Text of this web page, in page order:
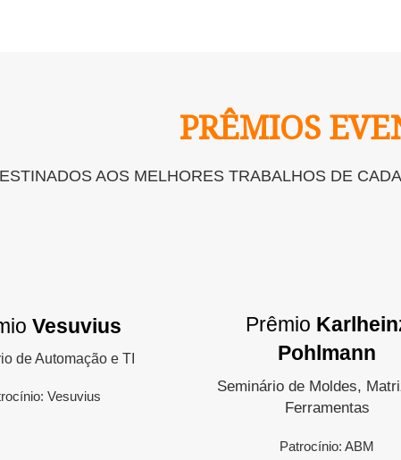
PRÊMIOS
AOS MELHORES TRABALHOS DE
Vesuvius
de Automação e TI
Vesuvius
Prêmio
Pohlmann
Seminário de Moldes,
Ferramentas
Patrocínio: ABM